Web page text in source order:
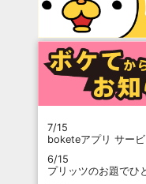
7/15
boketeアプリ サー
6/15
プリッツのお題でひ